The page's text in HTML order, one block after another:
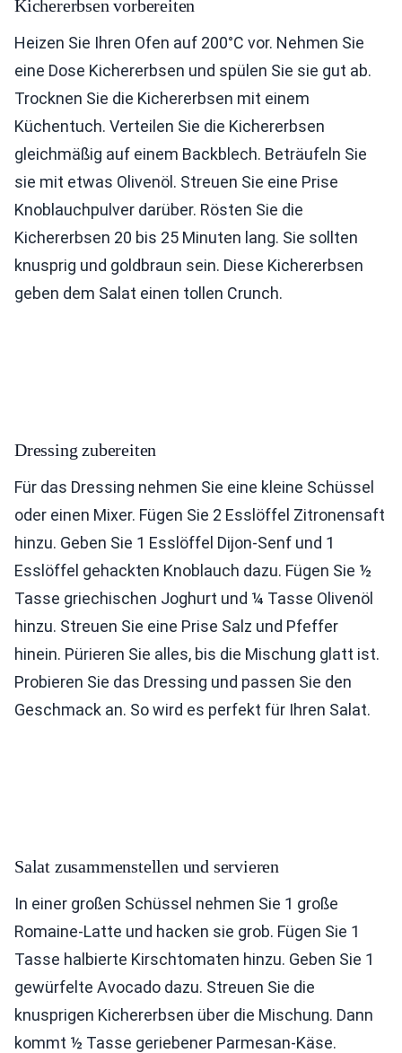
Kichererbsen vorbereiten
Heizen Sie Ihren Ofen auf 200°C vor. Nehmen Sie
eine Dose Kichererbsen und spülen Sie sie gut ab.
Trocknen Sie die Kichererbsen mit einem
Küchentuch. Verteilen Sie die Kichererbsen
gleichmäßig auf einem Backblech. Beträufeln Sie
sie mit etwas Olivenöl. Streuen Sie eine Prise
Knoblauchpulver darüber. Rösten Sie die
Kichererbsen 20 bis 25 Minuten lang. Sie sollten
knusprig und goldbraun sein. Diese Kichererbsen
geben dem Salat einen tollen Crunch.
Dressing zubereiten
Für das Dressing nehmen Sie eine kleine Schüssel
oder einen Mixer. Fügen Sie 2 Esslöffel Zitronensaft
hinzu. Geben Sie 1 Esslöffel Dijon-Senf und 1
Esslöffel gehackten Knoblauch dazu. Fügen Sie ½
Tasse griechischen Joghurt und ¼ Tasse Olivenöl
hinzu. Streuen Sie eine Prise Salz und Pfeffer
hinein. Pürieren Sie alles, bis die Mischung glatt ist.
Probieren Sie das Dressing und passen Sie den
Geschmack an. So wird es perfekt für Ihren Salat.
Salat zusammenstellen und servieren
In einer großen Schüssel nehmen Sie 1 große
Romaine-Latte und hacken sie grob. Fügen Sie 1
Tasse halbierte Kirschtomaten hinzu. Geben Sie 1
gewürfelte Avocado dazu. Streuen Sie die
knusprigen Kichererbsen über die Mischung. Dann
kommt ½ Tasse geriebener Parmesan-Käse.